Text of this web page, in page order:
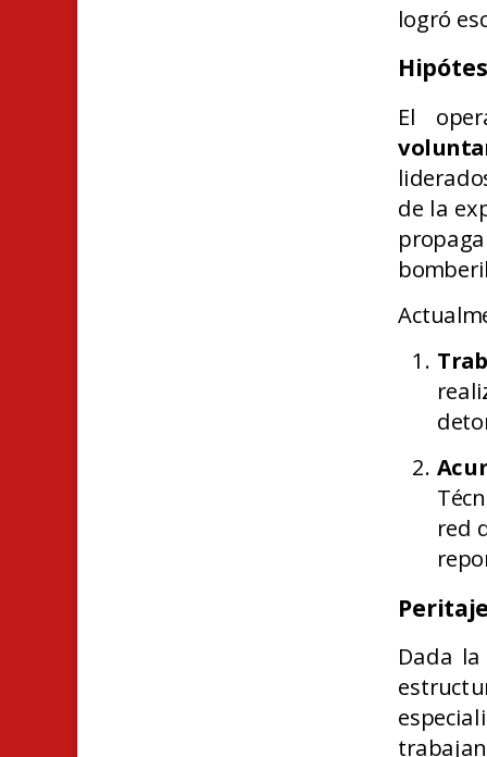
logró
El
de la
red
Dada